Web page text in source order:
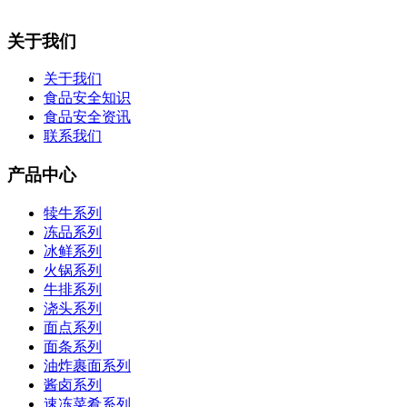
关于我们
关于我们
食品安全知识
食品安全资讯
联系我们
产品中心
犊牛系列
冻品系列
冰鲜系列
火锅系列
牛排系列
浇头系列
面点系列
面条系列
油炸裹面系列
酱卤系列
速冻菜肴系列